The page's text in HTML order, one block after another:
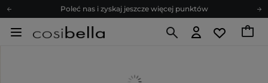
Poleć nas i zyskaj jeszcze więcej punktów
Zapisz się na newsletter pełen porad
Poleć nas i zyskaj jeszcze więcej punktów